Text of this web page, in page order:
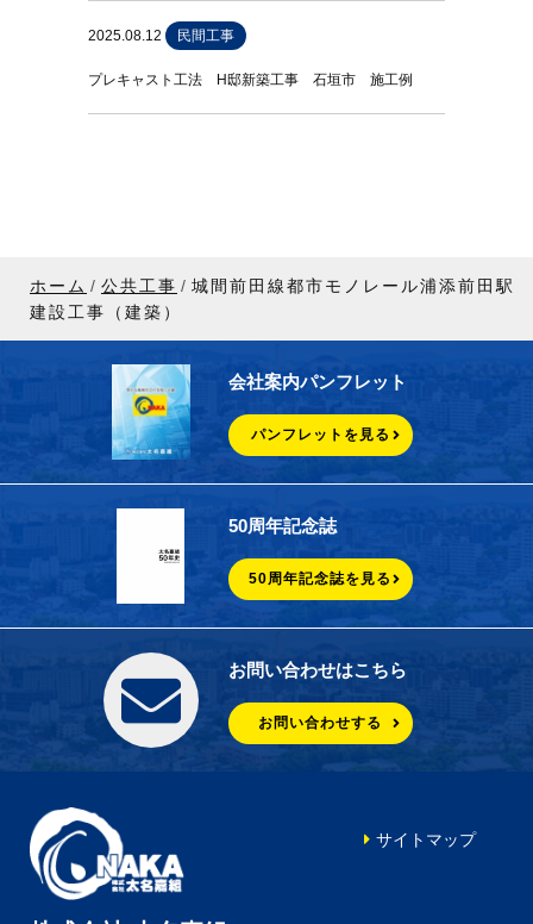
2025.08.12 民間工事
プレキャスト工法 H邸新築工事 石垣市 施工例
ホーム 公共工事
城間前田線都市モノレール浦添前田駅
建設工事（建築）
会社案内パンフレット
パンフレットを見る
50周年記念誌
50周年記念誌を見る
お問い合わせはこちら
お問い合わせする
サイトマップ